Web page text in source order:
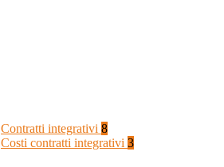
Contratti integrativi 8
Costi contratti integrativi 3